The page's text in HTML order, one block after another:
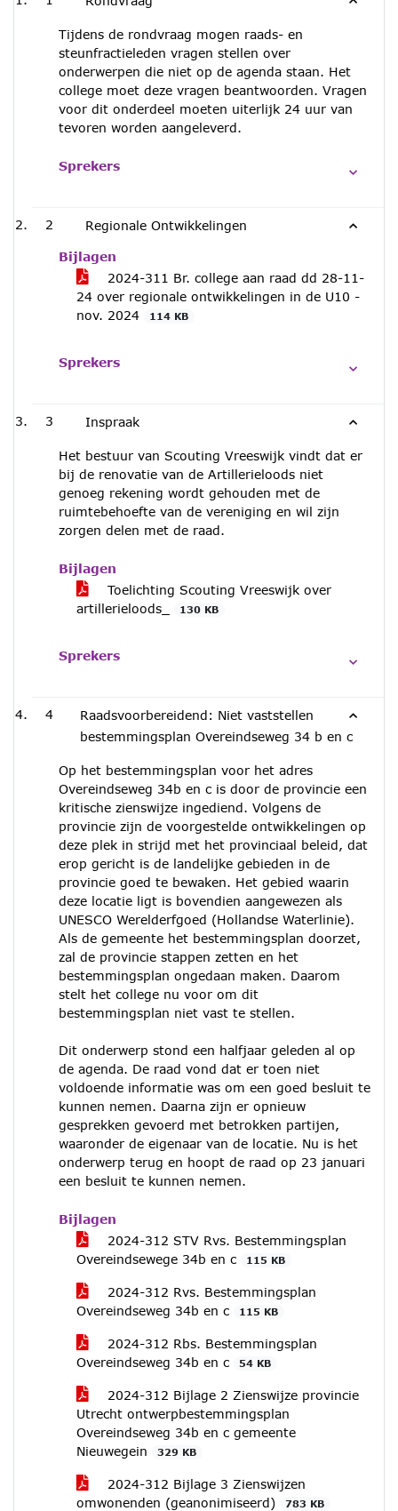
Tijdens de rondvraag mogen raads- en
steunfractieleden vragen stellen over
onderwerpen die niet op de agenda staan. Het
college moet deze vragen beantwoorden. Vragen
voor dit onderdeel moeten uiterlijk 24 uur van
tevoren worden aangeleverd.
Sprekers
2 Regionale Ontwikkelingen
Bijlagen
2024-311 Br. college aan raad dd 28-11-
24 over regionale ontwikkelingen in de U10 -
nov. 2024
114 KB
Sprekers
3 Inspraak
Het bestuur van Scouting Vreeswijk vindt dat er
bij de renovatie van de Artillerieloods niet
genoeg rekening wordt gehouden met de
ruimtebehoefte van de vereniging en wil zijn
zorgen delen met de raad.
Bijlagen
Toelichting Scouting Vreeswijk over
artillerieloods_
130 KB
Sprekers
4
Raadsvoorbereidend: Niet vaststellen
bestemmingsplan Overeindseweg 34 b en c
Op het bestemmingsplan voor het adres
Overeindseweg 34b en c is door de provincie een
kritische zienswijze ingediend. Volgens de
provincie zijn de voorgestelde ontwikkelingen op
deze plek in strijd met het provinciaal beleid, dat
erop gericht is de landelijke gebieden in de
provincie goed te bewaken. Het gebied waarin
deze locatie ligt is bovendien aangewezen als
UNESCO Werelderfgoed (Hollandse Waterlinie).
Als de gemeente het bestemmingsplan doorzet,
zal de provincie stappen zetten en het
bestemmingsplan ongedaan maken. Daarom
stelt het college nu voor om dit
bestemmingsplan niet vast te stellen.
Dit onderwerp stond een halfjaar geleden al op
de agenda. De raad vond dat er toen niet
voldoende informatie was om een goed besluit te
kunnen nemen. Daarna zijn er opnieuw
gesprekken gevoerd met betrokken partijen,
waaronder de eigenaar van de locatie. Nu is het
onderwerp terug en hoopt de raad op 23 januari
een besluit te kunnen nemen.
Bijlagen
2024-312 STV Rvs. Bestemmingsplan
Overeindsewege 34b en c
115 KB
2024-312 Rvs. Bestemmingsplan
Overeindseweg 34b en c
115 KB
2024-312 Rbs. Bestemmingsplan
Overeindseweg 34b en c
54 KB
2024-312 Bijlage 2 Zienswijze provincie
Utrecht ontwerpbestemmingsplan
Overeindseweg 34b en c gemeente
Nieuwegein
329 KB
2024-312 Bijlage 3 Zienswijzen
omwonenden (geanonimiseerd)
783 KB